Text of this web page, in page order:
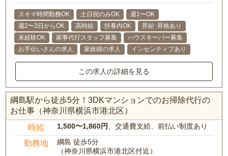
スキマ時間勤務OK 土日祝のみOK
週1〜OK
週2〜3日からOK
高時給 扶養内OK
昇給･昇格あり
未経験OK
家事代行スタッフ募集
ハウスキーパー募集
お手伝いさんの求人
家政婦の求人 インセンティブあり
この求人の詳細を見る
綱島駅から徒歩5分！3DKマンションでのお掃除代行の
お仕事（神奈川県横浜市港北区）
時給 1,500〜1,860円、交通費支給、前払い制度あり
勤務地
綱島 徒歩5分
（神奈川県横浜市港北区付近）